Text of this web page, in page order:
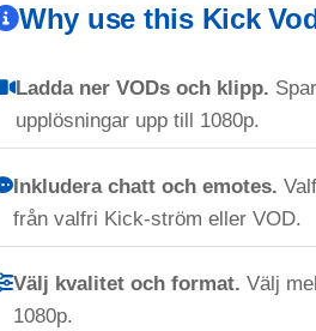
Why use this Kick
Ladda ner VODs och klipp.
upplösningar upp till 1080p.
Inkludera chatt och emotes.
från valfri Kick-ström eller VOD.
Välj kvalitet och format. Välj
1080p.